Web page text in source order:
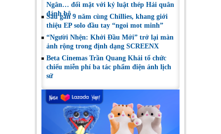
Ngân… đối mặt với kỷ luật thép Hải quân
đánh bộ
Sau gần 9 năm cùng Chillies, khang giới
thiệu EP solo đầu tay “ngoi mot minh”
“Người Nhện: Khởi Đầu Mới” trở lại màn
ảnh rộng trong định dạng SCREENX
Beta Cinemas Trần Quang Khải tổ chức
chiếu miễn phí ba tác phẩm điện ảnh lịch
sử